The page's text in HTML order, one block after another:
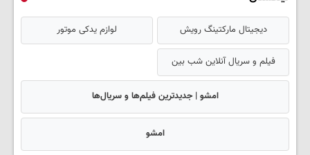
دیجیتال مارکتینگ رویش لوازم یدکی موتور
فیلم و سریال آنلاین شب بین
امشو | جدیدترین فیلم‌ها و سریال‌ها
امشو